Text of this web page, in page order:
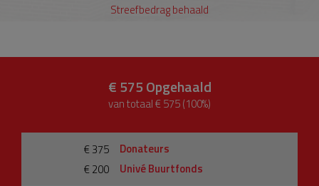
Streefbedrag behaald
€ 575Opgehaald
van totaal € 575 (100%)
€ 375
Donateurs
€ 200
Univé Buurtfonds